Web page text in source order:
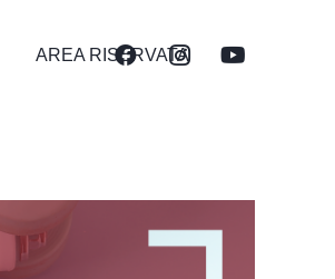
AREA RISERVATA